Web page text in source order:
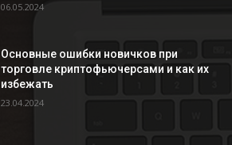
06.05.2024
Основные ошибки новичков при
торговле криптофьючерсами и как их
избежать
23.04.2024